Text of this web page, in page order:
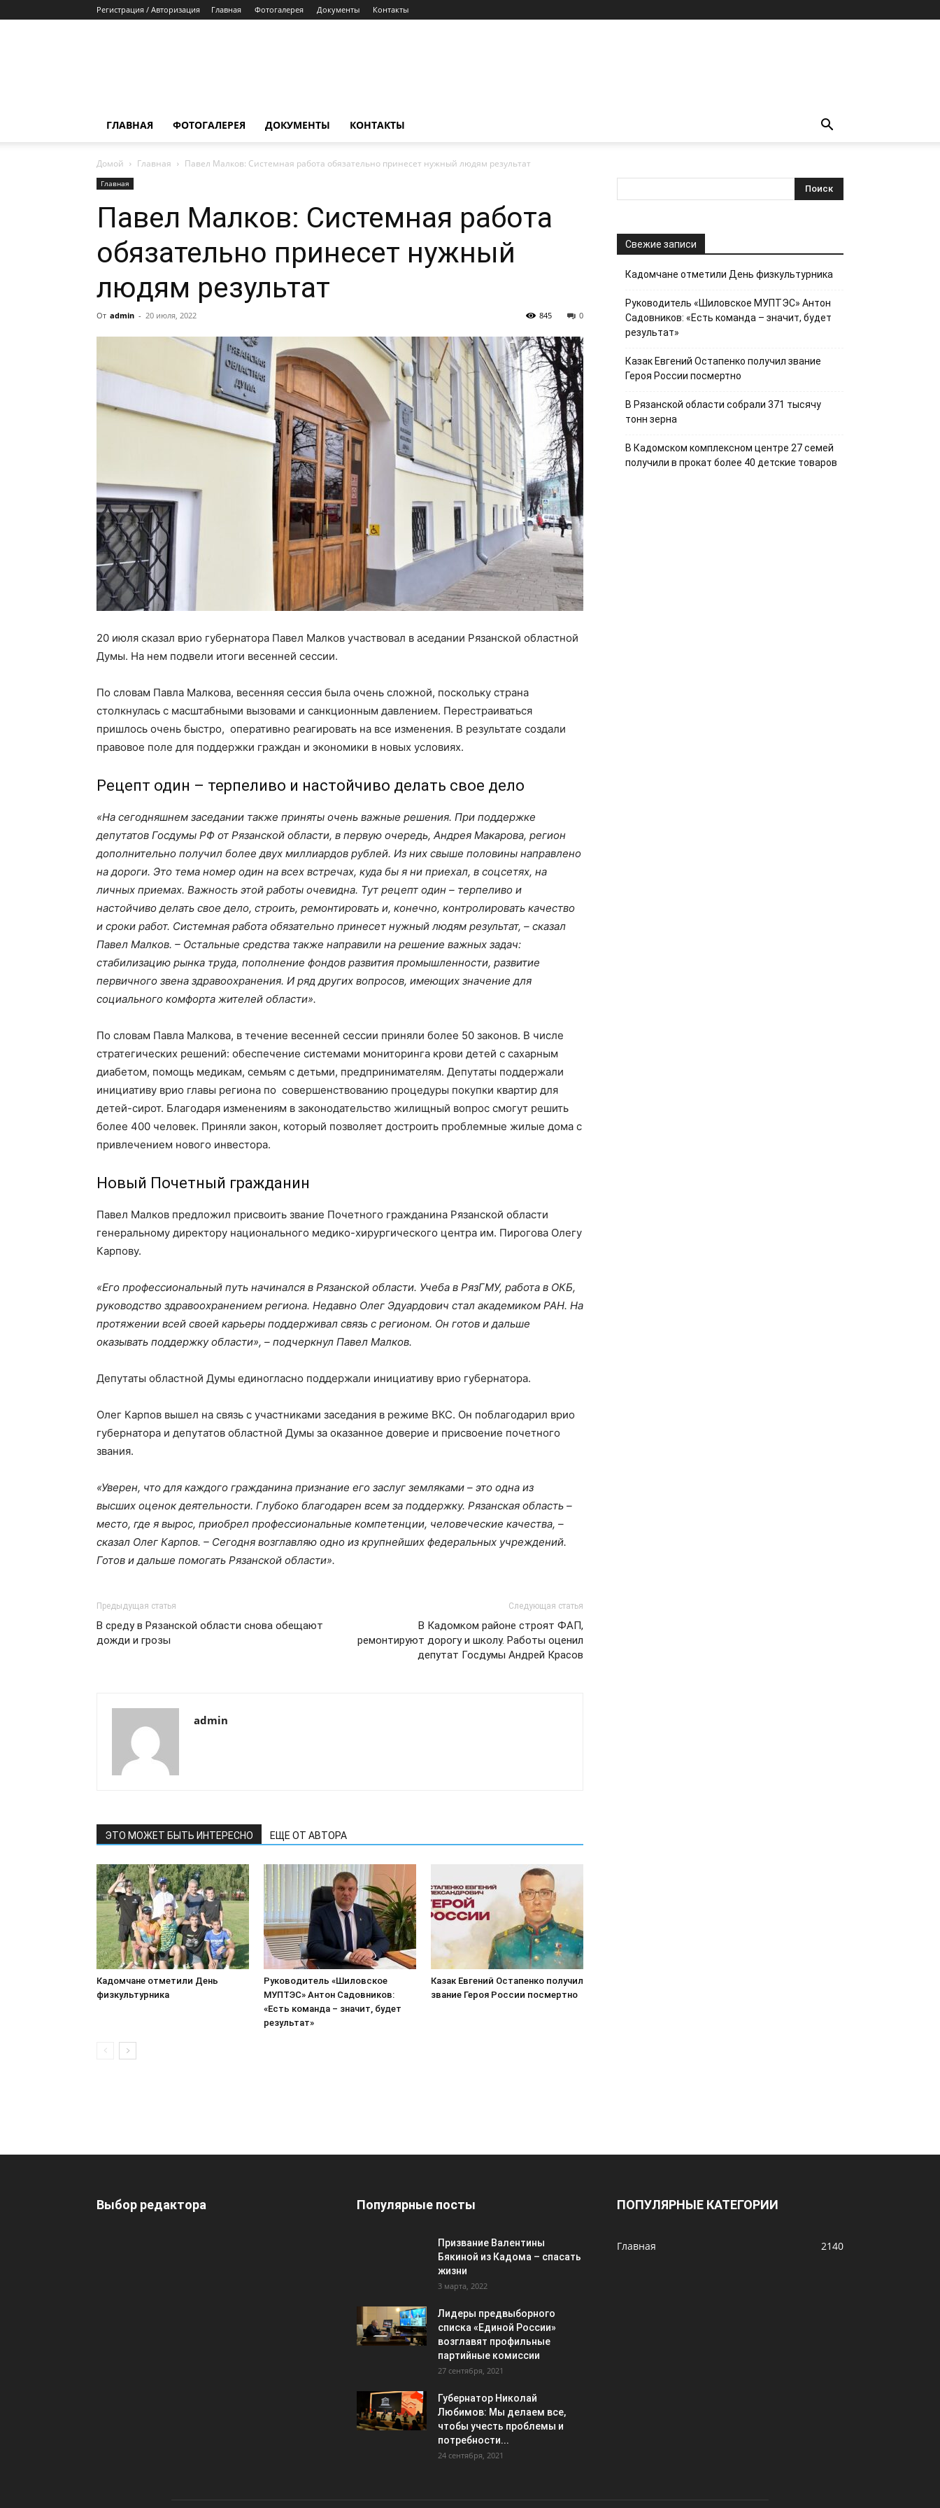
Регистрация / Авторизация Главная Фотогалерея Документы Контакты
ГЛАВНАЯ ФОТОГАЛЕРЕЯ ДОКУМЕНТЫ КОНТАКТЫ
Домой Главная Павел Малков: Системная работа обязательно принесет нужный людям результат
Главная
Павел Малков: Системная работа
обязательно принесет нужный
людям результат
От admin - 20 июля, 2022 0
845
20 июля сказал врио губернатора Павел Малков участвовал в аседании Рязанской областной
Думы. На нем подвели итоги весенней сессии.
По словам Павла Малкова, весенняя сессия была очень сложной, поскольку страна
столкнулась с масштабными вызовами и санкционным давлением. Перестраиваться
пришлось очень быстро, оперативно реагировать на все изменения. В результате создали
правовое поле для поддержки граждан и экономики в новых условиях.
Рецепт один – терпеливо и настойчиво делать свое дело
«На сегодняшнем заседании также приняты очень важные решения. При поддержке
депутатов Госдумы РФ от Рязанской области, в первую очередь, Андрея Макарова, регион
дополнительно получил более двух миллиардов рублей. Из них свыше половины направлено
на дороги. Это тема номер один на всех встречах, куда бы я ни приехал, в соцсетях, на
личных приемах. Важность этой работы очевидна. Тут рецепт один – терпеливо и
настойчиво делать свое дело, строить, ремонтировать и, конечно, контролировать качество
и сроки работ. Системная работа обязательно принесет нужный людям результат, – сказал
Павел Малков. – Остальные средства также направили на решение важных задач:
стабилизацию рынка труда, пополнение фондов развития промышленности, развитие
первичного звена здравоохранения. И ряд других вопросов, имеющих значение для
социального комфорта жителей области».
По словам Павла Малкова, в течение весенней сессии приняли более 50 законов. В числе
стратегических решений: обеспечение системами мониторинга крови детей с сахарным
диабетом, помощь медикам, семьям с детьми, предпринимателям. Депутаты поддержали
инициативу врио главы региона по совершенствованию процедуры покупки квартир для
детей-сирот. Благодаря изменениям в законодательство жилищный вопрос смогут решить
более 400 человек. Приняли закон, который позволяет достроить проблемные жилые дома с
привлечением нового инвестора.
Новый Почетный гражданин
Павел Малков предложил присвоить звание Почетного гражданина Рязанской области
генеральному директору национального медико-хирургического центра им. Пирогова Олегу
Карпову.
«Его профессиональный путь начинался в Рязанской области. Учеба в РязГМУ, работа в ОКБ,
руководство здравоохранением региона. Недавно Олег Эдуардович стал академиком РАН. На
протяжении всей своей карьеры поддерживал связь с регионом. Он готов и дальше
оказывать поддержку области», – подчеркнул Павел Малков.
Депутаты областной Думы единогласно поддержали инициативу врио губернатора.
Олег Карпов вышел на связь с участниками заседания в режиме ВКС. Он поблагодарил врио
губернатора и депутатов областной Думы за оказанное доверие и присвоение почетного
звания.
«Уверен, что для каждого гражданина признание его заслуг земляками – это одна из
высших оценок деятельности. Глубоко благодарен всем за поддержку. Рязанская область –
место, где я вырос, приобрел профессиональные компетенции, человеческие качества, –
сказал Олег Карпов. – Сегодня возглавляю одно из крупнейших федеральных учреждений.
Готов и дальше помогать Рязанской области».
Предыдущая статья
В среду в Рязанской области снова обещают
дожди и грозы
Следующая статья
В Кадомком районе строят ФАП,
ремонтируют дорогу и школу. Работы оценил
депутат Госдумы Андрей Красов
admin
ЭТО МОЖЕТ БЫТЬ ИНТЕРЕСНО ЕЩЕ ОТ АВТОРА
Кадомчане отметили День
физкультурника
Руководитель «Шиловское
МУПТЭС» Антон Садовников:
«Есть команда – значит, будет
результат»
Казак Евгений Остапенко получил
звание Героя России посмертно
Свежие записи
Кадомчане отметили День физкультурника
Руководитель «Шиловское МУПТЭС» Антон
Садовников: «Есть команда – значит, будет
результат»
Казак Евгений Остапенко получил звание
Героя России посмертно
В Рязанской области собрали 371 тысячу
тонн зерна
В Кадомском комплексном центре 27 семей
получили в прокат более 40 детские товаров
Выбор редактора Популярные посты
Призвание Валентины
Бякиной из Кадома – спасать
жизни
3 марта, 2022
Лидеры предвыборного
списка «Единой России»
возглавят профильные
партийные комиссии
27 сентября, 2021
Губернатор Николай
Любимов: Мы делаем все,
чтобы учесть проблемы и
потребности...
24 сентября, 2021
ПОПУЛЯРНЫЕ КАТЕГОРИИ
Главная 2140